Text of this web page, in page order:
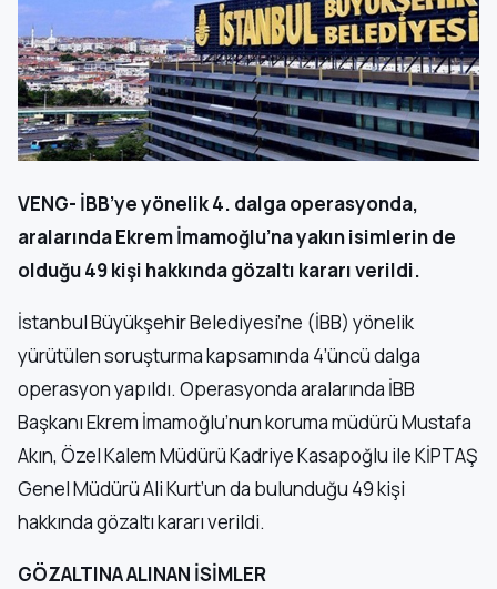
VENG- İBB’ye yönelik 4. dalga operasyonda,
aralarında Ekrem İmamoğlu’na yakın isimlerin de
olduğu 49 kişi hakkında gözaltı kararı verildi.
İstanbul Büyükşehir Belediyesi’ne (İBB) yönelik
yürütülen soruşturma kapsamında 4’üncü dalga
operasyon yapıldı. Operasyonda aralarında İBB
Başkanı Ekrem İmamoğlu’nun koruma müdürü Mustafa
Akın, Özel Kalem Müdürü Kadriye Kasapoğlu ile KİPTAŞ
Genel Müdürü Ali Kurt’un da bulunduğu 49 kişi
hakkında gözaltı kararı verildi.
GÖZALTINA ALINAN İSİMLER